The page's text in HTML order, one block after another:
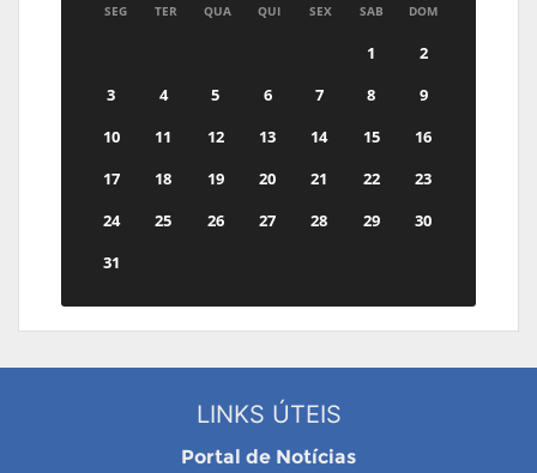
SEG TER QUA QUI SEX SAB DOM
1
2
3
4 5 6 7 8
9
10
11 12 13 14 15
16
17
18 19 20 21 22
23
24
25 26 27 28 29
30
31
LINKS ÚTEIS
Portal de Notícias